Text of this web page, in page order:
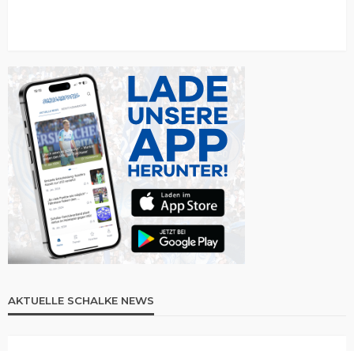
AKTUELLE SCHALKE NEWS